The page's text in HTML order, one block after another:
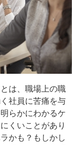
は、職場上の職
社員に苦痛を与
らかにわかるケ
くいことがあり
かも？もしかし